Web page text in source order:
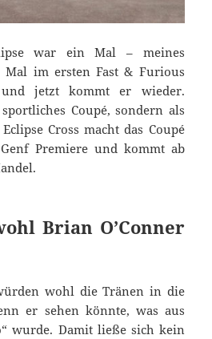
war ein Mal – meines
Mal im ersten Fast & Furious
jetzt kommt er wieder.
Coupé, sondern als
Cross macht das Coupé
Premiere und kommt ab
Brian O’Conner
wohl die Tränen in die
er sehen könnte, was aus
wurde. Damit ließe sich kein